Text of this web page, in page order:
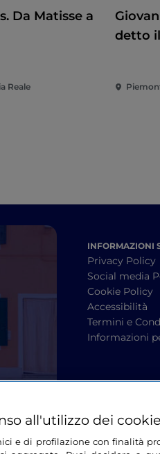
Da Matisse a
Reale
detto
INFORMAZIONI
Privacy Policy
Social media
Cookie Policy
Accessibilità
Termini e
Informazioni
all'utilizzo dei cookie
e di profilazione con finalità